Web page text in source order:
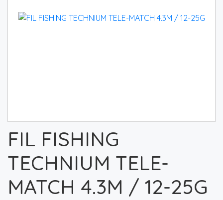
FIL FISHING
TECHNIUM TELE-
MATCH 4.3M / 12-25G